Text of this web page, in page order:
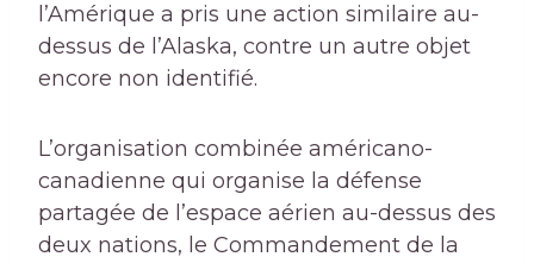
l’Amérique a pris une action similaire au-
dessus de l’Alaska, contre un autre objet
encore non identifié.
L’organisation combinée américano-
canadienne qui organise la défense
partagée de l’espace aérien au-dessus des
deux nations, le Commandement de la